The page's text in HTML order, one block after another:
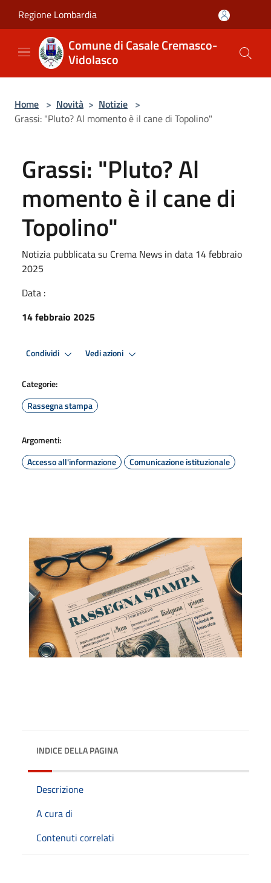
Regione Lombardia
Comune di Casale Cremasco-
Vidolasco
Home > Novità > Notizie >
Grassi: "Pluto? Al momento è il cane di Topolino"
Grassi: "Pluto? Al
momento è il cane di
Topolino"
Notizia pubblicata su Crema News in data 14 febbraio
2025
Data :
14 febbraio 2025
Condividi Vedi azioni
Categorie:
Rassegna stampa
Argomenti:
Accesso all'informazione
Comunicazione istituzionale
INDICE DELLA PAGINA
Descrizione
A cura di
Contenuti correlati